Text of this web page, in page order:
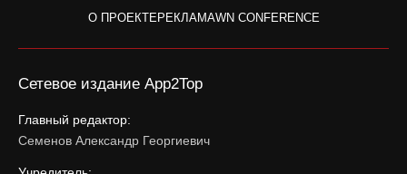
О ПРОЕКТЕРЕКЛАМАWN CONFERENCE
Сетевое издание App2Top
Главный редактор:
Семенов Александр Георгиевич